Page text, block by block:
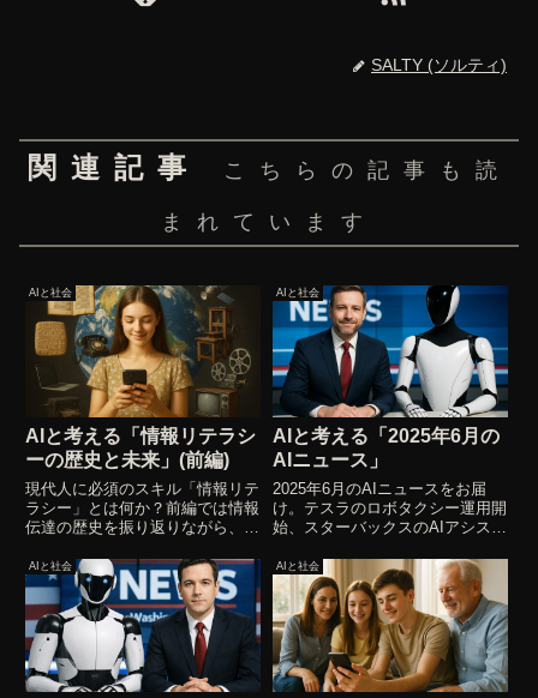
SALTY (ソルティ)
関連記事
こちらの記事も読
まれています
AIと社会
AIと考える「情報リテラシ
ーの歴史と未来」(前編)
現代人に必須のスキル「情報リテ
ラシー」とは何か？前編では情報
伝達の歴史を振り返りながら、情
をAIと一緒に考察していきます。
AIと社会
AIと考える「2025年6月の
AIニュース」
2025年6月のAIニュースをお届
け。テスラのロボタクシー運用開
始、スターバックスのAIアシスタ
AIと一緒に考察していきます。
AIと社会 AIと社会